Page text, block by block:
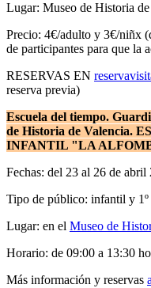
Lugar: Museo de Historia
Precio: 4€/adulto y 3€/niñx
de participantes para que la
RESERVAS EN
reserva previa)
Escuela del tiempo.
de Historia de Valencia.
INFANTIL "LA
Fechas: del 23 al 26 de abril
Tipo de público: infantil y
Lugar: en el Museo de
Horario: de 09:00 a 13:30
Más información y reservas